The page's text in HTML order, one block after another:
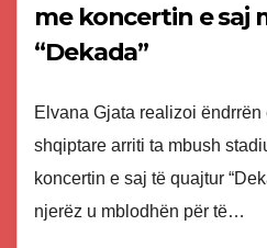
me koncertin e saj
“Dekada”
Elvana Gjata realizoi
shqiptare arriti ta mbush
koncertin e saj të quajtur
njerëz u mblodhën për të…